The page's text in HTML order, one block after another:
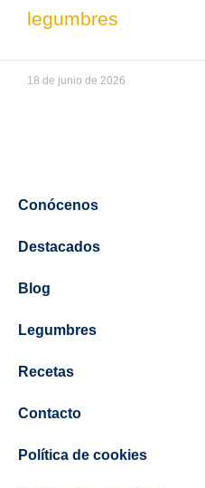
legumbres
18 de junio de 2026
Conócenos
Destacados
Blog
Legumbres
Recetas
Contacto
Política de cookies